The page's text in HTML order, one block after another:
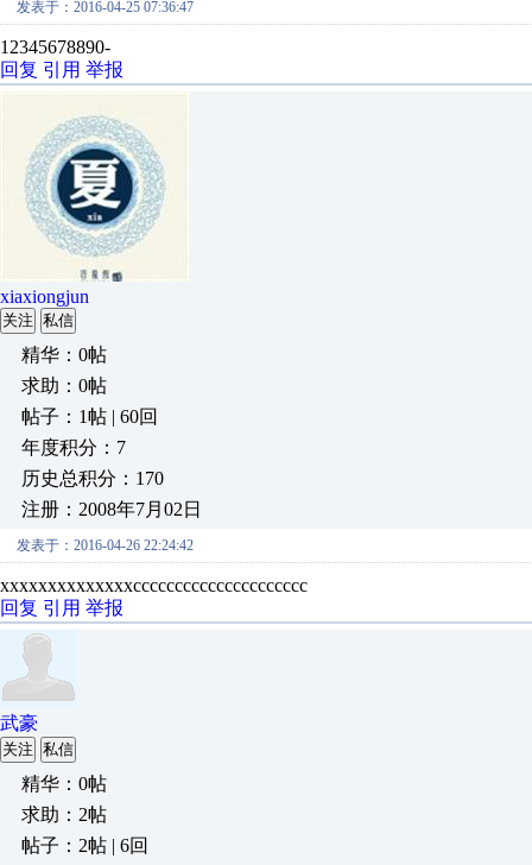
发表于：2016-04-25 07:36:47
12345678890-
回复 引用 举报
xiaxiongjun
关注 私信
精华：0帖
求助：0帖
帖子：1帖 | 60回
年度积分：7
历史总积分：170
注册：2008年7月02日
发表于：2016-04-26 22:24:42
xxxxxxxxxxxxxxccccccccccccccccccccc
回复 引用 举报
武豪
关注 私信
精华：0帖
求助：2帖
帖子：2帖 | 6回